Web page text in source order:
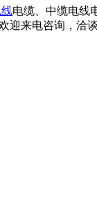
电缆、中缆电线
迎来电咨询，洽